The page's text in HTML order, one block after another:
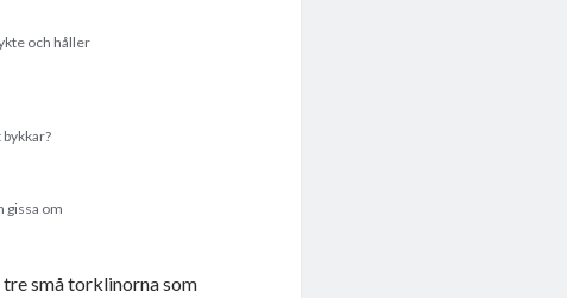
och håller
gissa om
små torklinorna som